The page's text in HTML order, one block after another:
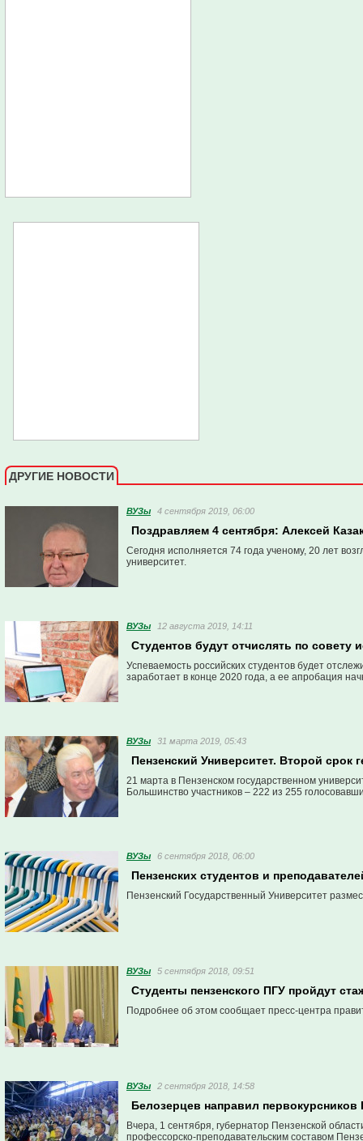
ДРУГИЕ НОВОСТИ
ВУЗы 4 сентября 2019, 06:00
Поздравляем 4 сентября: Алексей
Сегодня исполняется 74 года ученому, 20 лет
университет.
ВУЗы 12 августа 2019, 14:11
Студентов будут отчислять по совету
Успеваемость российских студентов будет
заработает в конце 2020 года, а ее апробация
ВУЗы 31 марта 2019, 05:43
Пензенский Университет. Второй срок
21 марта в Пензенском государственном
Большинство участников – 222 из 255
ВУЗы 6 сентября 2018, 06:00
Пензенских студентов и
Пензенский Государственный Университет
ВУЗы 5 сентября 2018, 09:51
Студенты пензенского ПГУ пройдут
Подробнее об этом сообщает пресс-центра
ВУЗы 2 сентября 2018, 14:58
Белозерцев направил первокурсников
Вчера, 1 сентября, губернатор Пензенской
профессорско-преподавательским составом